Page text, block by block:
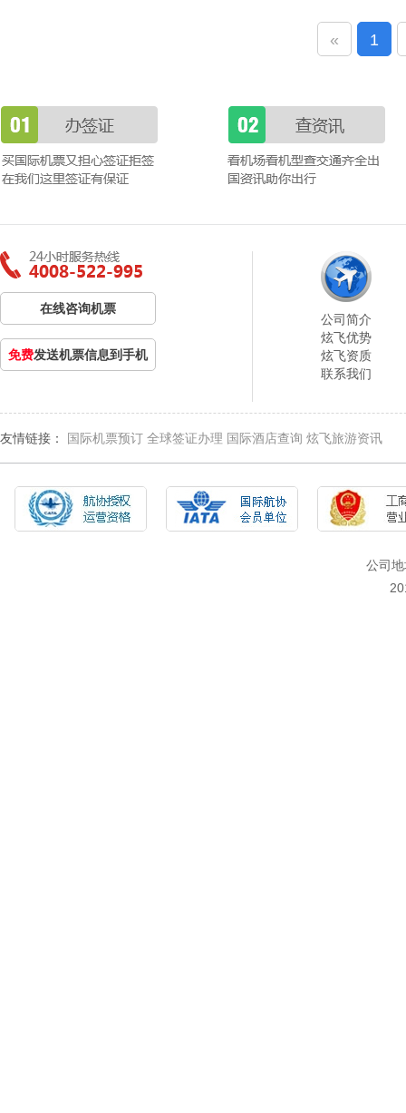
« 1
在线咨询机票
免费发送机票信息到手机
公司简介
炫飞优势
炫飞资质
联系我们
友情链接： 国际机票预订 全球签证办理 国际酒店查询 炫飞旅游资讯
公司